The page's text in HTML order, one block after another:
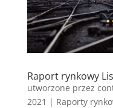
Raport rynkowy
utworzone przez
2021 | Raporty